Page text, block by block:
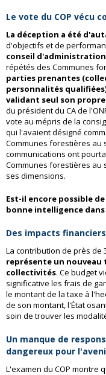
Le vote du COP vécu
La déception a été
d'objectifs et de
conseil d'administration
répétés des Communes
parties prenantes
personnalités
validant seul son
du président du CA de
vote au mépris de la
qui l'avaient désigné
Communes forestières au
communications ont
Communes forestières au
ses dimensions.
Est-il encore possible
bonne intelligence
Des impacts
La contribution de près de
représente un nouveau
collectivités. Ce budget
significative les frais de
le montant de la taxe à
de son montant, l'État
soin de trouver les
Un manque de
dangereux pour
L'examen du COP montre